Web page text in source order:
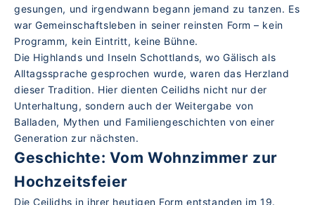
gesungen, und irgendwann begann jemand zu tanzen. Es
war Gemeinschaftsleben in seiner reinsten Form – kein
Programm, kein Eintritt, keine Bühne.
Die Highlands und Inseln Schottlands, wo Gälisch als
Alltagssprache gesprochen wurde, waren das Herzland
dieser Tradition. Hier dienten Ceilidhs nicht nur der
Unterhaltung, sondern auch der Weitergabe von
Balladen, Mythen und Familiengeschichten von einer
Generation zur nächsten.
Geschichte: Vom Wohnzimmer zur
Hochzeitsfeier
Die Ceilidhs in ihrer heutigen Form entstanden im 19.